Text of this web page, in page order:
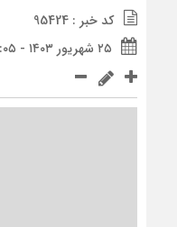
کد خبر : 95424
۲۵ شهریور ۱۴۰۳ - ۱۱:۰۵